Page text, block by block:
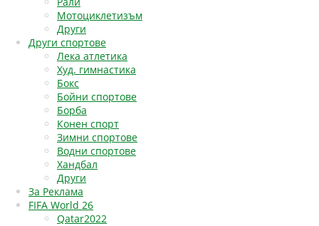
Мотоциклетизъм
Други
Други спортове
Лека атлетика
Худ. гимнастика
Бокс
Бойни спортове
Борба
Конен спорт
Зимни спортове
Водни спортове
Хандбал
Други
За Реклама
FIFA World 26
Qatar2022